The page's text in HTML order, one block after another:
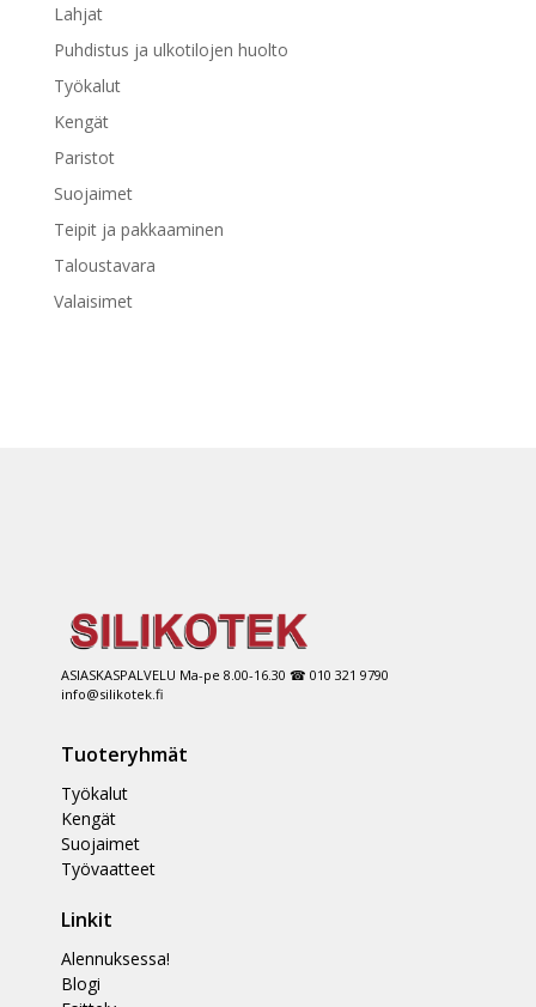
Lahjat
Puhdistus ja ulkotilojen huolto
Työkalut
Kengät
Paristot
Suojaimet
Teipit ja pakkaaminen
Taloustavara
Valaisimet
ASIASKASPALVELU Ma-pe 8.00-16.30 ☎ 010 321 9790
info@silikotek.fi
Tuoteryhmät
Työkalut
Kengät
Suojaimet
Työvaatteet
Linkit
Alennuksessa!
Blogi